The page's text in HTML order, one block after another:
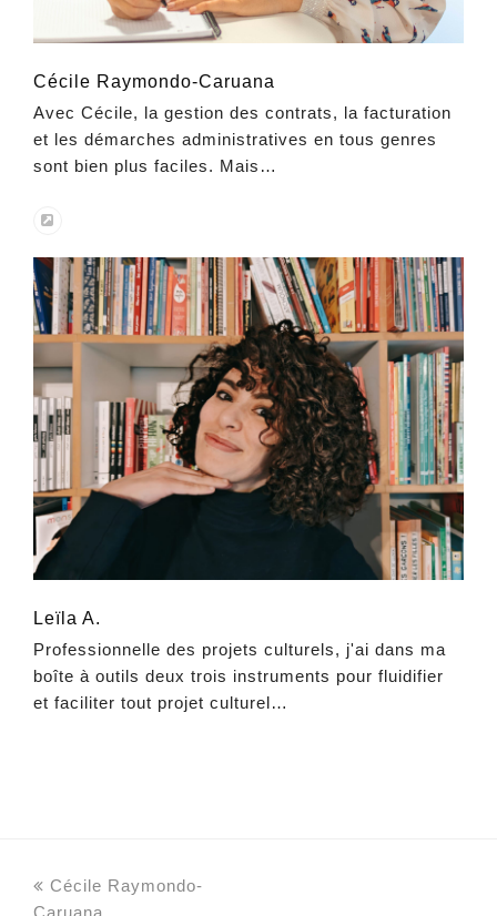
Cécile Raymondo-Caruana
Avec Cécile, la gestion des contrats, la facturation
et les démarches administratives en tous genres
sont bien plus faciles. Mais…
Site
Leïla A.
Professionnelle des projets culturels, j'ai dans ma
boîte à outils deux trois instruments pour fluidifier
et faciliter tout projet culturel…
previous
post:
Cécile Raymondo-
Caruana